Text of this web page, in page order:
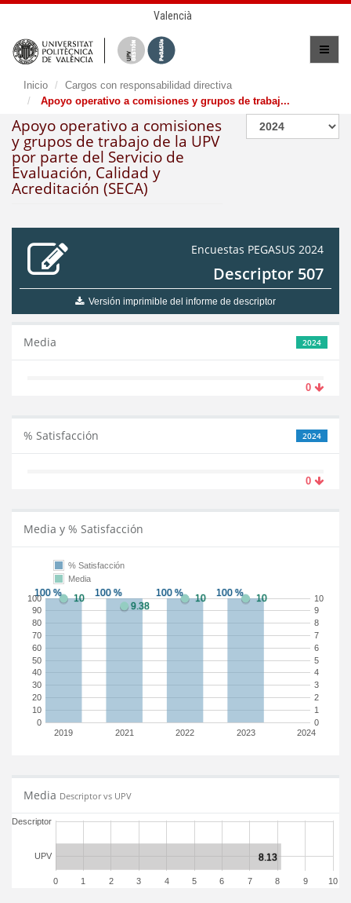
Valencià
Inicio
Cargos con responsabilidad directiva
Apoyo operativo a comisiones y grupos de trabaj...
Apoyo operativo a comisiones
y grupos de trabajo de la UPV
por parte del Servicio de
Evaluación, Calidad y
Acreditación (SECA)
Encuestas PEGASUS 2024
Descriptor 507
Versión imprimible del informe de descriptor
2024
Media
0
2024
% Satisfacción
0
Media y % Satisfacción
2019 2021 2022 2023 2024
0
10
20
30
40
50
60
70
80
90
100
0
1
2
3
4
5
6
7
8
9
10
% Satisfacción
Media
Media Descriptor vs UPV
0 1 2 3 4 5 6 7 8 9 10
UPV
Descriptor